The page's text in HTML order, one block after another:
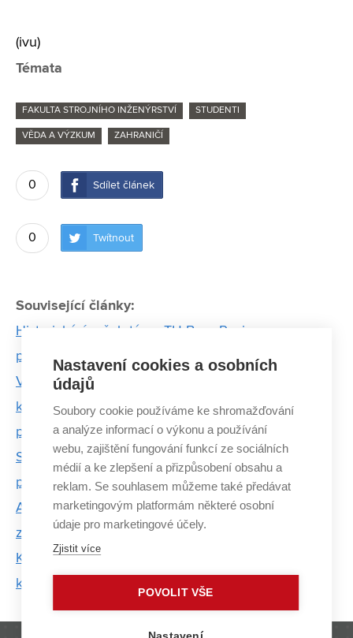
(ivu)
Témata
FAKULTA STROJNÍHO INŽENÝRSTVÍ STUDENTI
VĚDA A VÝZKUM ZAHRANIČÍ
0 Sdílet článek
0 Twítnout
Související články:
Historický úspěch týmu TU Brno Racing: po
přepočítání výsledků bere nakonec stříbro
Ve třídě má padesát dětí a učí v portugalštině,
kterou ještě nedávno neuměla. Afrika přesto
předčila má očekávání, tvrdí studentka VUT
Student vymyslel novou metodu výroby očních
protéz. Tiskne je na 3D tiskárně
Absolvent VUT Aleš Hrabec boduje v Curychu se
zrychleným ukládáním dat
Král cyklistiky Jakub Mašek získal stáž v Evropské
kosmické agentuře
Nastavení cookies a osobních
údajů
Soubory cookie používáme ke shromažďování
a analýze informací o výkonu a používání
webu, zajištění fungování funkcí ze sociálních
médií a ke zlepšení a přizpůsobení obsahu a
reklam. Se souhlasem můžeme také předávat
marketingovým platformám některé osobní
údaje pro marketingové účely.
Zjistit více
POVOLIT VŠE